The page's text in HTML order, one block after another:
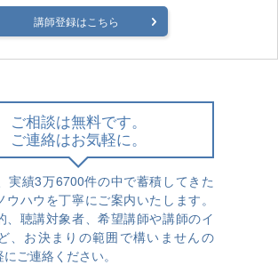
講師登録はこちら
ご相談は無料です。
ご連絡はお気軽に。
実績3万6700件の中で蓄積してきた
ウハウを丁寧にご案内いたします。
、聴講対象者、希望講師や講師のイ
、お決まりの範囲で構いませんの
ご連絡ください。